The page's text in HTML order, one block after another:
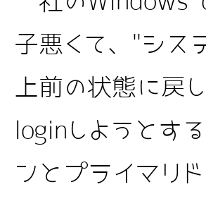
子悪くて、"シス
上前の状態に戻
loginしようとす
ンとプライマリ